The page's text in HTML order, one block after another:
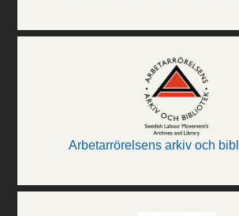
Arbetarrörelsens arkiv och